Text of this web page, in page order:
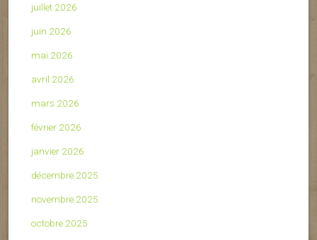
juillet 2026
juin 2026
mai 2026
avril 2026
mars 2026
février 2026
janvier 2026
décembre 2025
novembre 2025
octobre 2025